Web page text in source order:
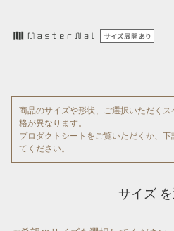
商品のサイズや形状、ご選択いただく
格が異なります。
プロダクトシートをご覧いただくか、
てください。
サイズ